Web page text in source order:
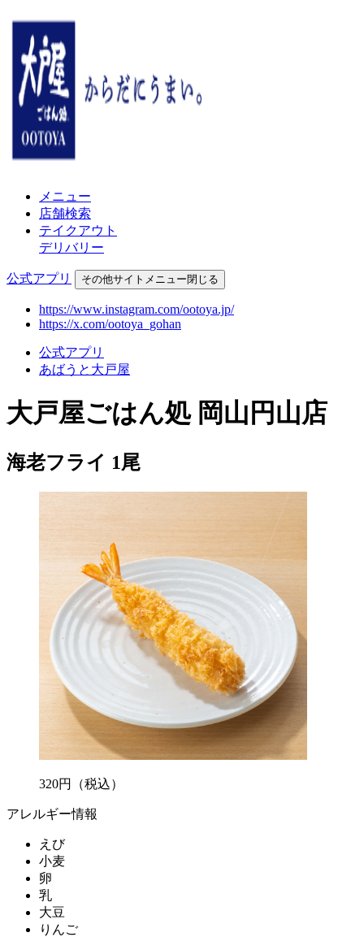
メニュー
店舗検索
テイクアウト
デリバリー
公式アプリ その他サイトメニュー閉じる
https://www.instagram.com/ootoya.jp/
https://x.com/ootoya_gohan
公式アプリ
あばうと大戸屋
大戸屋ごはん処 岡山円山店
海老フライ 1尾
320円 （税込）
アレルギー情報
えび
小麦
卵
乳
大豆
りんご